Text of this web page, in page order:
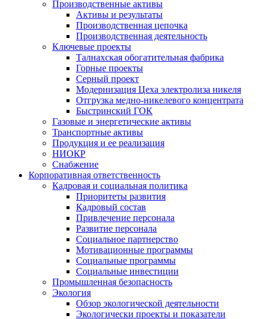
Производственные активы
Активы и результаты
Производственная цепочка
Производственная деятельность
Ключевые проекты
Талнахская обогатительная фабрика
Горные проекты
Серный проект
Модернизация Цеха электролиза никеля
Отгрузка медно-никелевого концентрата
Быстринский ГОК
Газовые и энергетические активы
Транспортные активы
Продукция и ее реализация
НИОКР
Снабжение
Корпоративная ответственность
Кадровая и социальная политика
Приоритеты развития
Кадровый состав
Привлечение персонала
Развитие персонала
Социальное партнерство
Мотивационные программы
Социальные программы
Социальные инвестиции
Промышленная безопасность
Экология
Обзор экологической деятельности
Экологически проекты и показатели